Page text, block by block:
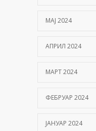
МАЈ 2024
АПРИЛ 2024
МАРТ 2024
ФЕБРУАР 2024
ЈАНУАР 2024